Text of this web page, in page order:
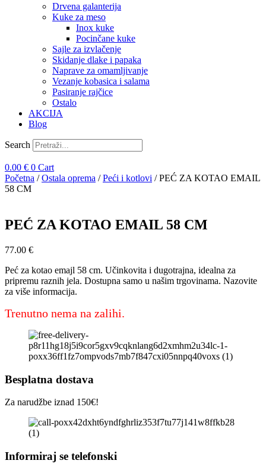
Drvena galanterija
Kuke za meso
Inox kuke
Pocinčane kuke
Sajle za izvlačenje
Skidanje dlake i papaka
Naprave za omamljivanje
Vezanje kobasica i salama
Pasiranje rajčice
Ostalo
AKCIJA
Blog
Search
0.00 € 0 Cart
Početna /Ostala oprema /Peći i kotlovi / PEĆ ZA KOTAO EMAIL
58 CM
PEĆ ZA KOTAO EMAIL 58 CM
77.00 €
Peć za kotao emajl 58 cm. Učinkovita i dugotrajna, idealna za
pripremu raznih jela. Dostupna samo u našim trgovinama. Nazovite
za više informacija.
Trenutno nema na zalihi.
Besplatna dostava
Za narudžbe iznad 150€!
Informiraj se telefonski